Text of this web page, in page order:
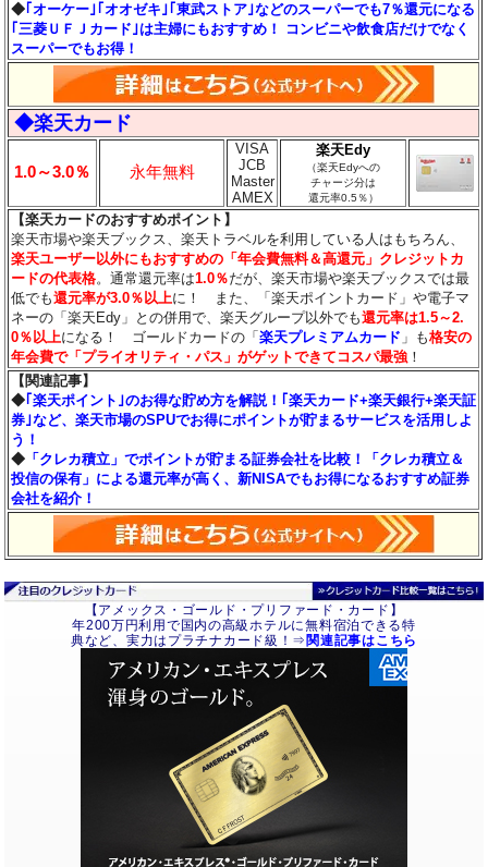
◆｢オーケー｣｢オオゼキ｣｢東武ストア｣などのスーパーでも7％還元になる
｢三菱ＵＦＪカード｣は主婦にもおすすめ！ コンビニや飲食店だけでなく
スーパーでもお得！
◆楽天カード
1.0～3.0％ 永年無料
VISA
JCB
Master
AMEX
楽天Edy
（楽天Edyへの
チャージ分は
還元率0.5％）
【楽天カードのおすすめポイント】
楽天市場や楽天ブックス、楽天トラベルを利用している人はもちろん、
楽天ユーザー以外にもおすすめの「年会費無料＆高還元」クレジットカ
ードの代表格。通常還元率は1.0％だが、楽天市場や楽天ブックスでは最
低でも還元率が3.0％以上に！ また、「楽天ポイントカード」や電子マ
ネーの「楽天Edy」との併用で、楽天グループ以外でも還元率は1.5～2.
0％以上になる！ ゴールドカードの「楽天プレミアムカード 」も格安の
年会費で「プライオリティ・パス」がゲットできてコスパ最強 ！
【関連記事】
◆｢楽天ポイント｣のお得な貯め方を解説！｢楽天カード+楽天銀行+楽天証
券｣など、楽天市場のSPUでお得にポイントが貯まるサービスを活用しよ
う！
◆ 「クレカ積立」でポイントが貯まる証券会社を比較！「クレカ積立＆
投信の保有」による還元率が高く、新NISAでもお得になるおすすめ証券
会社を紹介！
【アメックス・ゴールド・プリファード・カード】
年200万円利用で国内の高級ホテルに無料宿泊できる特
典など、実力はプラチナカード級！⇒ 関連記事はこちら